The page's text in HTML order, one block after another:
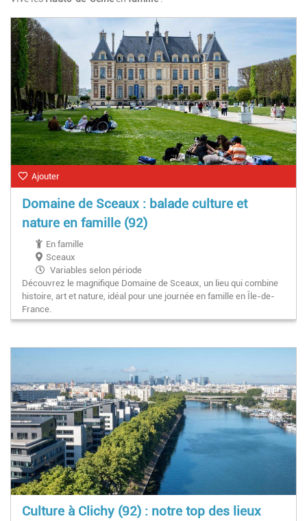
Ajouter
Domaine de Sceaux : balade culture et
nature en famille (92)
En famille
Sceaux
Variables selon période
Découvrez le magnifique Domaine de Sceaux, un lieu qui combine
histoire, art et nature, idéal pour une journée en famille en Île-de-
France.
Culture à Clichy (92) : notre top des lieux